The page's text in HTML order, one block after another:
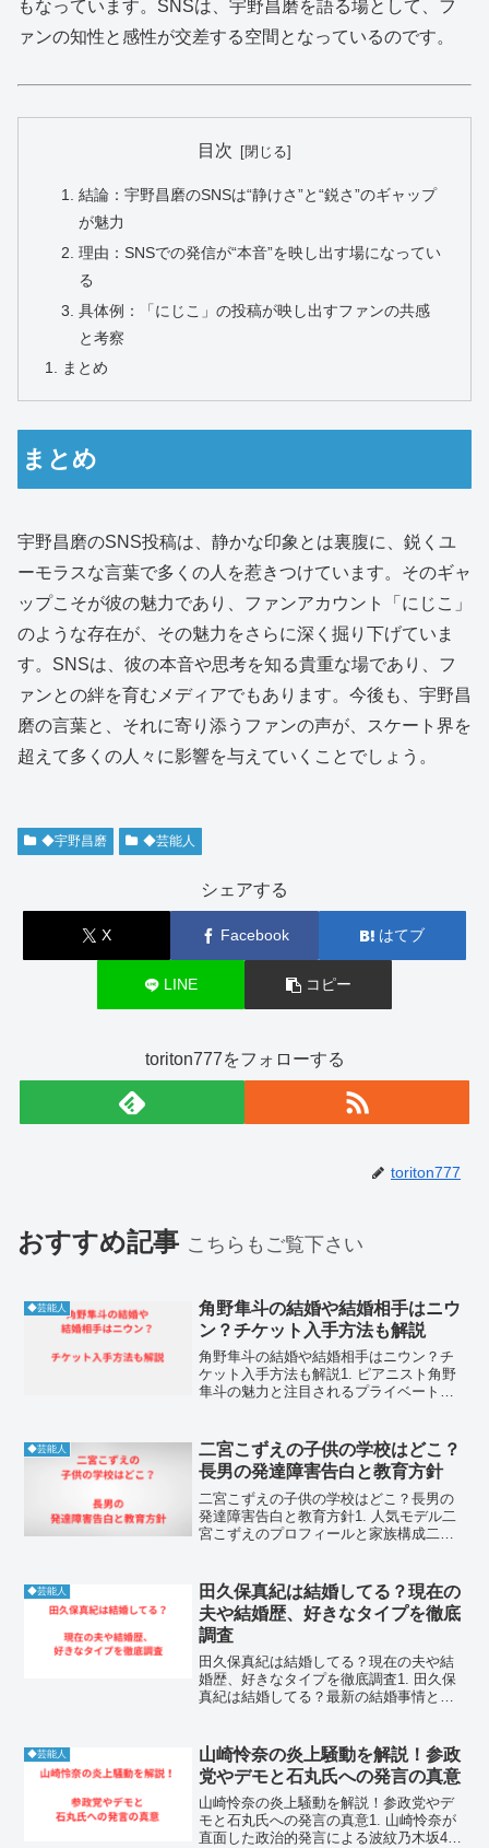
もなっています。SNSは、宇野昌磨を語る場として、フ
ァンの知性と感性が交差する空間となっているのです。
目次
結論：宇野昌磨のSNSは“静けさ”と“鋭さ”のギャップ
が魅力
理由：SNSでの発信が“本音”を映し出す場になってい
る
具体例：「にじこ」の投稿が映し出すファンの共感
と考察
まとめ
まとめ
宇野昌磨のSNS投稿は、静かな印象とは裏腹に、鋭くユ
ーモラスな言葉で多くの人を惹きつけています。そのギャ
ップこそが彼の魅力であり、ファンアカウント「にじこ」
のような存在が、その魅力をさらに深く掘り下げていま
す。SNSは、彼の本音や思考を知る貴重な場であり、フ
ァンとの絆を育むメディアでもあります。今後も、宇野昌
磨の言葉と、それに寄り添うファンの声が、スケート界を
超えて多くの人々に影響を与えていくことでしょう。
◆宇野昌磨 ◆芸能人
シェアする
X Facebook はてブ
LINE コピー
toriton777をフォローする
toriton777
おすすめ記事 こちらもご覧下さい
◆芸能人
角野隼斗の結婚や結婚相手はニウ
ン？チケット入手方法も解説
角野隼斗の結婚や結婚相手はニウン？チ
ケット入手方法も解説1. ピアニスト角野
隼斗の魅力と注目されるプライベート角
大学大学院を卒業した知性派でありなが
ら、ショパン国際ピア...
◆芸能人
二宮こずえの子供の学校はどこ？
長男の発達障害告白と教育方針
二宮こずえの子供の学校はどこ？長男の
発達障害告白と教育方針1. 人気モデル二
宮こずえのプロフィールと家族構成二宮
二人の子供を持つ母親でもあります。彼
女のライフスタイル...
◆芸能人
田久保真紀は結婚してる？現在の
夫や結婚歴、好きなタイプを徹底
調査
田久保真紀は結婚してる？現在の夫や結
婚歴、好きなタイプを徹底調査1. 田久保
真紀は結婚してる？最新の結婚事情と現
に関する公式な報告は、2026年5月現在
に...
◆芸能人
山崎怜奈の炎上騒動を解説！参政
党やデモと石丸氏への発言の真意
山崎怜奈の炎上騒動を解説！参政党やデ
モと石丸氏への発言の真意1. 山崎怜奈が
直面した政治的発言による波紋乃木坂46